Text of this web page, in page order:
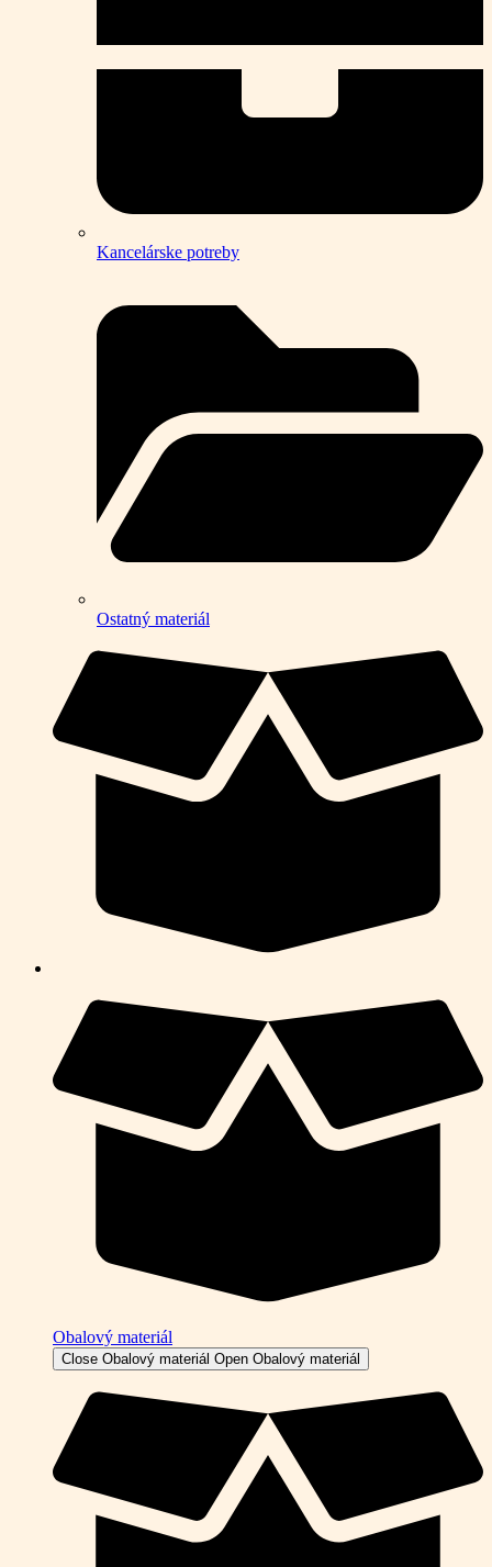
Kancelárske potreby
Ostatný materiál
Obalový materiál
Close Obalový materiál Open Obalový materiál